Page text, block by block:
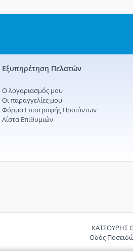
Εξυπηρέτηση Πελατών
Ο λογαριασμός μου
Οι παραγγελίες μου
Φόρμα Επιστροφής Προϊόντων
Λίστα Επιθυμιών
ΚΑΤΣΟΥΡΗΣ
Οδός